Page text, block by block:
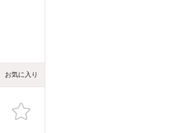
お気に入り